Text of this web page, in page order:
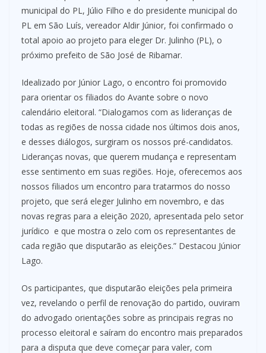
municipal do PL, Júlio Filho e do presidente municipal do
PL em São Luís, vereador Aldir Júnior, foi confirmado o
total apoio ao projeto para eleger Dr. Julinho (PL), o
próximo prefeito de São José de Ribamar.
Idealizado por Júnior Lago, o encontro foi promovido
para orientar os filiados do Avante sobre o novo
calendário eleitoral. “Dialogamos com as lideranças de
todas as regiões de nossa cidade nos últimos dois anos,
e desses diálogos, surgiram os nossos pré-candidatos.
Lideranças novas, que querem mudança e representam
esse sentimento em suas regiões. Hoje, oferecemos aos
nossos filiados um encontro para tratarmos do nosso
projeto, que será eleger Julinho em novembro, e das
novas regras para a eleição 2020, apresentada pelo setor
jurídico e que mostra o zelo com os representantes de
cada região que disputarão as eleições.” Destacou Júnior
Lago.
Os participantes, que disputarão eleições pela primeira
vez, revelando o perfil de renovação do partido, ouviram
do advogado orientações sobre as principais regras no
processo eleitoral e saíram do encontro mais preparados
para a disputa que deve começar para valer, com